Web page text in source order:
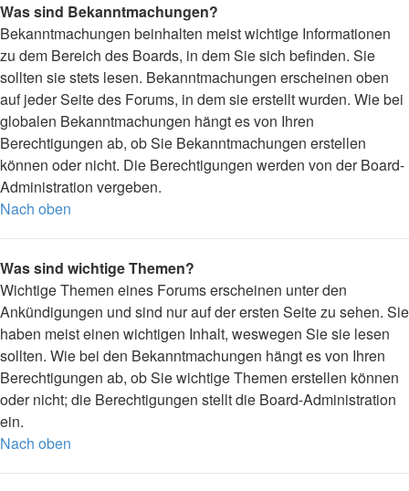
Was sind Bekanntmachungen?
Bekanntmachungen beinhalten meist wichtige Informationen
zu dem Bereich des Boards, in dem Sie sich befinden. Sie
sollten sie stets lesen. Bekanntmachungen erscheinen oben
auf jeder Seite des Forums, in dem sie erstellt wurden. Wie bei
globalen Bekanntmachungen hängt es von Ihren
Berechtigungen ab, ob Sie Bekanntmachungen erstellen
können oder nicht. Die Berechtigungen werden von der Board-
Administration vergeben.
Nach oben
Was sind wichtige Themen?
Wichtige Themen eines Forums erscheinen unter den
Ankündigungen und sind nur auf der ersten Seite zu sehen. Sie
haben meist einen wichtigen Inhalt, weswegen Sie sie lesen
sollten. Wie bei den Bekanntmachungen hängt es von Ihren
Berechtigungen ab, ob Sie wichtige Themen erstellen können
oder nicht; die Berechtigungen stellt die Board-Administration
ein.
Nach oben